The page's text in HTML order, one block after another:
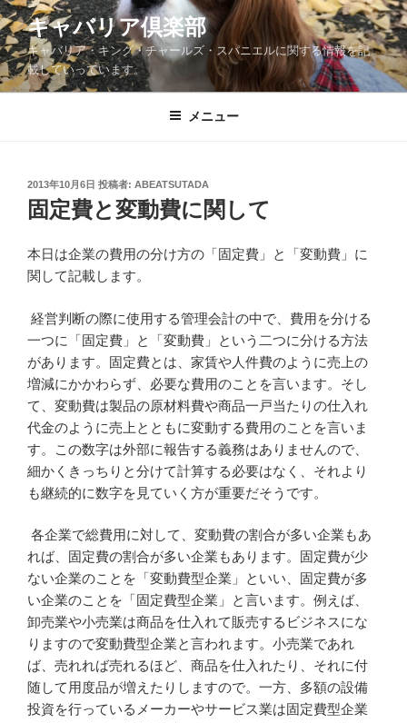
コ
ン
テ
ン
ツ
キャバリア倶楽部
キャバリア・キング・チャールズ・スパニエルに関する情報を記
載していっています。
メニュー
投
稿
日:
2013年10月6日 投稿者: ABEATSUTADA
固定費と変動費に関して
本日は企業の費用の分け方の「固定費」と「変動費」に
関して記載します。
経営判断の際に使用する管理会計の中で、費用を分ける
一つに「固定費」と「変動費」という二つに分ける方法
があります。固定費とは、家賃や人件費のように売上の
増減にかかわらず、必要な費用のことを言います。そし
て、変動費は製品の原材料費や商品一戸当たりの仕入れ
代金のように売上とともに変動する費用のことを言いま
す。この数字は外部に報告する義務はありませんので、
細かくきっちりと分けて計算する必要はなく、それより
も継続的に数字を見ていく方が重要だそうです。
各企業で総費用に対して、変動費の割合が多い企業もあ
れば、固定費の割合が多い企業もあります。固定費が少
ない企業のことを「変動費型企業」といい、固定費が多
い企業のことを「固定費型企業」と言います。例えば、
卸売業や小売業は商品を仕入れて販売するビジネスにな
りますので変動費型企業と言われます。小売業であれ
ば、売れれば売れるほど、商品を仕入れたり、それに付
随して用度品が増えたりしますので。一方、多額の設備
投資を行っているメーカーやサービス業は固定費型企業